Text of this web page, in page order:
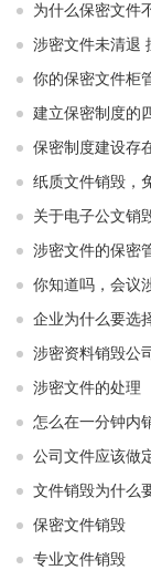
为什么保密文件
涉密文件未清退
你的保密文件柜
建立保密制度的
保密制度建设存
纸质文件销毁，
关于电子公文销
涉密文件的保密
你知道吗，会议
企业为什么要选
涉密资料销毁公
涉密文件的处理
怎么在一分钟内
公司文件应该做
文件销毁为什么
保密文件销毁
专业文件销毁